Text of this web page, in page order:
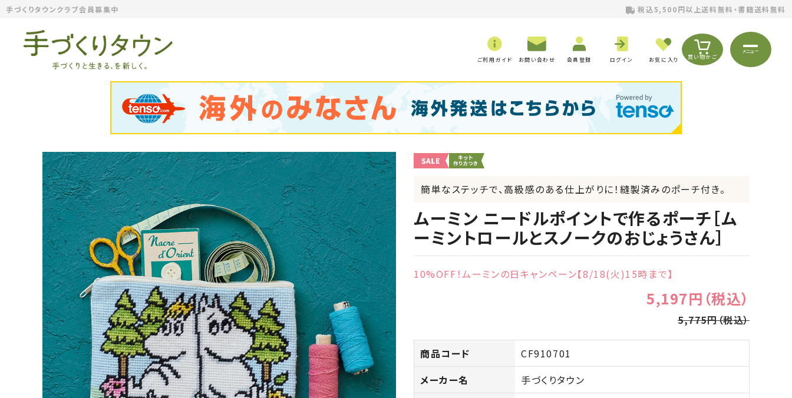
手づくりタウンクラブ会員募集中 税込5,500円以上送料無料・書籍送料無料
ご利用ガイド お問い合わせ 会員登録 ログイン お気に入り 買い物かご
メニュー
簡単なステッチで、高級感のある仕上がりに！縫製済みのポーチ付き。
ムーミン ニードルポイントで作るポーチ［ム
ーミントロールとスノークのおじょうさん］
10%OFF！ムーミンの日キャンペーン【8/18(火)15時まで】
5,197円（税込）
5,775円（税込）
商品コード
CF910701
メーカー名
手づくりタウン